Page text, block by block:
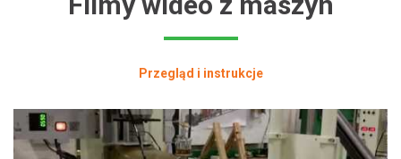
Przegląd i instrukcje